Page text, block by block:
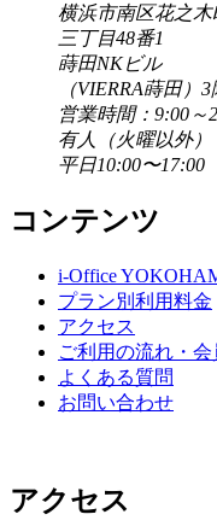
横浜市南区花之木
三丁目48番1
蒔田NKビル
（VIERRA蒔田）3
営業時間：9:00～
有人（火曜以外）
平日10:00〜17:00
コンテンツ
i-Office
プラン別利用料金
アクセス
ご利用の流れ・
よくある質問
お問い合わせ
アクセス